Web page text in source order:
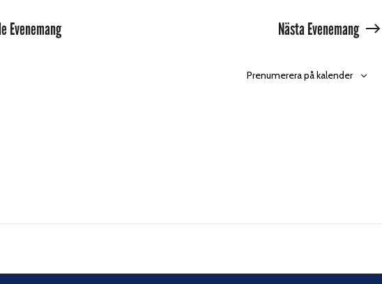
Evenemang Nästa Evenemang
Prenumerera på kalender